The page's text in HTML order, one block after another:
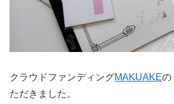
クラウドファンディングMAKUAKEの
ただきました。